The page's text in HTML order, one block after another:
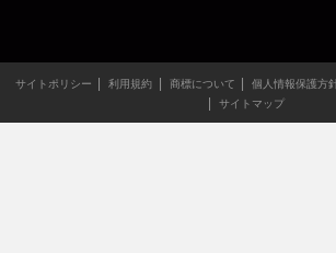
サイトポリシー 利用規約 商標について 個人情報保護方
サイトマップ